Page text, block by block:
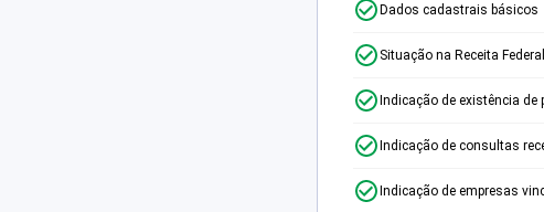
Dados cadastrais básicos
Situação na Receita Federal
Indicação de existência de
Indicação de consultas
Indicação de empresas